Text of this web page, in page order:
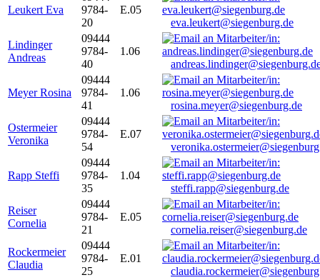
Leukert Eva
9784-
20
E.05
eva.leukert@siegenburg.de
Lindinger
Andreas
09444
9784-
40
1.06
Meyer Rosina
09444
9784-
41
1.06
rosina.meyer@siegenburg.de
Ostermeier
Veronika
09444
9784-
54
E.07
Rapp Steffi
09444
9784-
35
1.04
steffi.rapp@siegenburg.de
Reiser
Cornelia
09444
9784-
21
E.05
cornelia.reiser@siegenburg.de
Rockermeier
Claudia
09444
9784-
25
E.01